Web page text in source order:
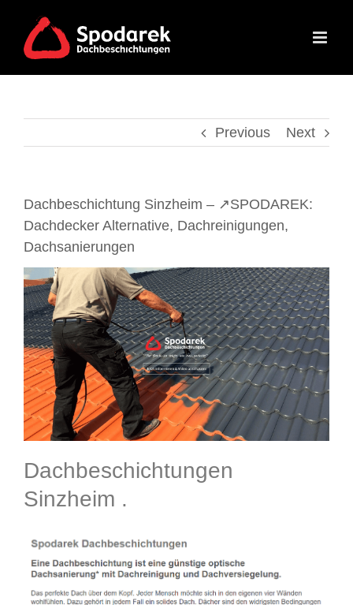
content
Previous Next
Dachbeschichtung Sinzheim – ↗️SPODAREK:
Dachdecker Alternative, Dachreinigungen,
Dachsanierungen
Dachbeschichtungen
Sinzheim .